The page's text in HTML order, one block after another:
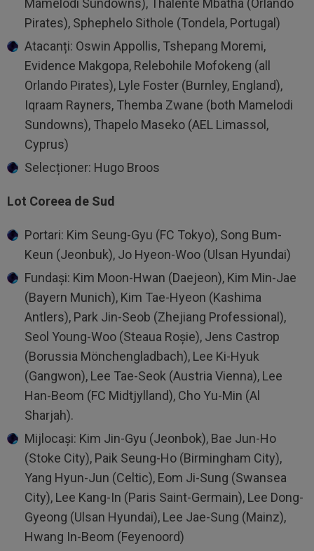
Mamelodi Sundowns), Thalente Mbatha (Orlando
Pirates), Sphephelo Sithole (Tondela, Portugal)
Atacanți: Oswin Appollis, Tshepang Moremi,
Evidence ⁠Makgopa, Relebohile Mofokeng (all
Orlando Pirates), ⁠Lyle Foster (Burnley, England),
Iqraam Rayners, ‌Themba Zwane (both Mamelodi
Sundowns), Thapelo Maseko (AEL Limassol,
Cyprus)
Selecționer: Hugo Broos
Lot Coreea de Sud
Portari: Kim Seung-Gyu (FC Tokyo), Song Bum-
Keun (Jeonbuk), Jo Hyeon-Woo (Ulsan Hyundai)
Fundași: Kim Moon-Hwan (Daejeon), Kim Min-Jae
(Bayern Munich), Kim Tae-Hyeon (Kashima
Antlers), Park Jin-Seob (Zhejiang Professional),
Seol Young-Woo (Steaua Roșie), Jens Castrop
(Borussia Mönchengladbach), Lee Ki-Hyuk
(Gangwon), Lee Tae-Seok (Austria Vienna), Lee
Han-Beom (FC Midtjylland), Cho Yu-Min (Al
Sharjah).
Mijlocași: Kim Jin-Gyu (Jeonbok), Bae Jun-Ho
(Stoke City), Paik Seung-Ho (Birmingham City),
Yang Hyun-Jun (Celtic), ⁠Eom Ji-Sung (Swansea
City), Lee Kang-In (Paris Saint-Germain), Lee ⁠Dong-
Gyeong (Ulsan Hyundai), Lee Jae-Sung (Mainz),
Hwang In-Beom (Feyenoord)